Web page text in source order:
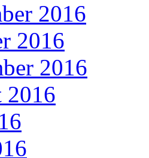
2016
2016
2016
2016